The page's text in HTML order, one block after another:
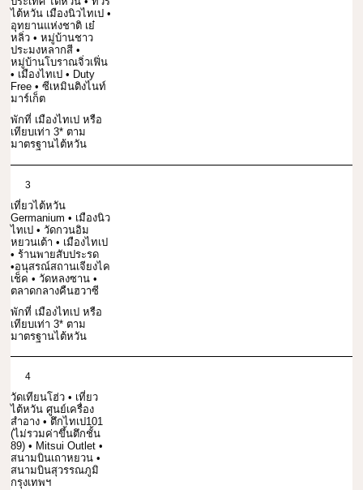
ไต้หวัน เมืองนิวไทเป •
อุทยานแห่งชาติ เย๋
หลิ่ว • หมู่บ้านชาว
ประมงหลากสี •
หมู่บ้านโบราณจิ่วเฟิ่น
• เมืองไทเป • Duty
Free • ซีเหมินติงไนท์
มาร์เก็ต
พักที่ เมืองไทเป หรือ
เทียบเท่า 3* ตาม
มาตรฐานไต้หวัน
3
เที่ยวไต้หวัน
Germanium • เมืองนิว
ไทเป • วัดกวนอิม
หยวนเต้า • เมืองไทเป
• ร้านพายสับประรด
•อนุสรณ์สถานเจียงไค
เช็ค • วัดหลงซาน •
ตลาดกลางคืนฮวาซี
พักที่ เมืองไทเป หรือ
เทียบเท่า 3* ตาม
มาตรฐานไต้หวัน
4
วัดเทียนโฮ่ว • เที่ยว
ไต้หวัน ศูนย์เครื่อง
สำอาง • ตึกไทเป101
(ไม่รวมค่าขึ้นตึกชั้น
89) • Mitsui Outlet •
สนามบินเถาหยวน •
สนามบินสุวรรณภูมิ
กรุงเทพฯ